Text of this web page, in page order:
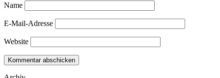
Name
E-Mail-Adresse
Website